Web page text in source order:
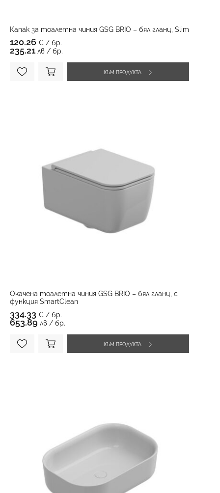
Капак за тоалетна чиния GSG BRIO – бял гланц, Slim
120.26 € / бр.
235.21 лв / бр.
КЪМ ПРОДУКТА
Окачена тоалетна чиния GSG BRIO – бял гланц, с
функция SmartClean
334.33 € / бр.
653.89 лв / бр.
КЪМ ПРОДУКТА